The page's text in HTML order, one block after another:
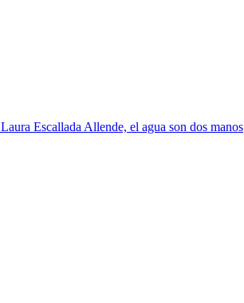
Laura Escallada Allende, el agua son dos manos